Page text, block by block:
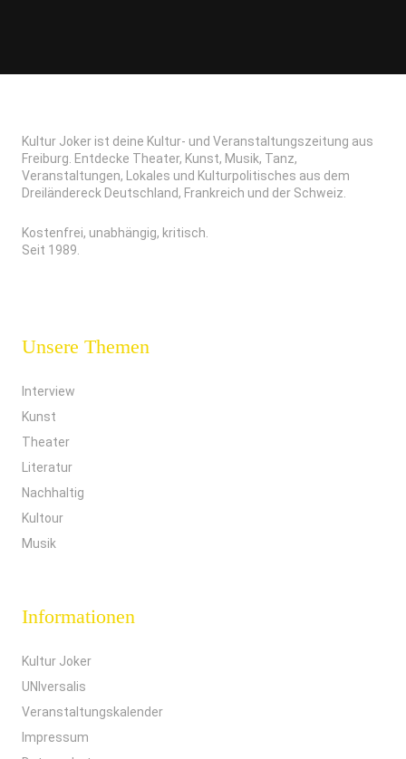
Kultur Joker ist deine Kultur- und Veranstaltungszeitung aus
Freiburg. Entdecke Theater, Kunst, Musik, Tanz,
Veranstaltungen, Lokales und Kulturpolitisches aus dem
Dreiländereck Deutschland, Frankreich und der Schweiz.
Kostenfrei, unabhängig, kritisch.
Seit 1989.
Unsere Themen
Interview
Kunst
Theater
Literatur
Nachhaltig
Kultour
Musik
Informationen
Kultur Joker
UNIversalis
Veranstaltungskalender
Impressum